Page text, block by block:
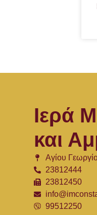
Ιερά
και
Αγίου
23812444
23812450
99512250